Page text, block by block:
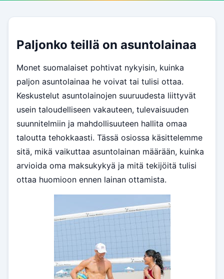
Paljonko teillä on asuntolainaa
Monet suomalaiset pohtivat nykyisin, kuinka
paljon asuntolainaa he voivat tai tulisi ottaa.
Keskustelut asuntolainojen suuruudesta liittyvät
usein taloudelliseen vakauteen, tulevaisuuden
suunnitelmiin ja mahdollisuuteen hallita omaa
taloutta tehokkaasti. Tässä osiossa käsittelemme
sitä, mikä vaikuttaa asuntolainan määrään, kuinka
arvioida oma maksukykyä ja mitä tekijöitä tulisi
ottaa huomioon ennen lainan ottamista.